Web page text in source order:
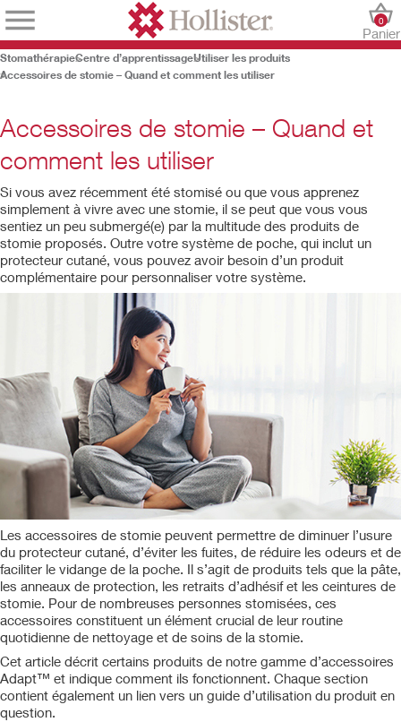
Panier
0
StomathérapieCentre d’apprentissageUtiliser les produits
Accessoires de stomie – Quand et comment les utiliser
Accessoires de stomie – Quand et
comment les utiliser
Si vous avez récemment été stomisé ou que vous apprenez
simplement à vivre avec une stomie, il se peut que vous vous
sentiez un peu submergé(e) par la multitude des produits de
stomie proposés. Outre votre système de poche, qui inclut un
protecteur cutané, vous pouvez avoir besoin d’un produit
complémentaire pour personnaliser votre système.
Les accessoires de stomie peuvent permettre de diminuer l’usure
du protecteur cutané, d’éviter les fuites, de réduire les odeurs et de
faciliter le vidange de la poche. Il s’agit de produits tels que la pâte,
les anneaux de protection, les retraits d’adhésif et les ceintures de
stomie. Pour de nombreuses personnes stomisées, ces
accessoires constituent un élément crucial de leur routine
quotidienne de nettoyage et de soins de la stomie.
Cet article décrit certains produits de notre gamme d’accessoires
Adapt™ et indique comment ils fonctionnent. Chaque section
contient également un lien vers un guide d’utilisation du produit en
question.